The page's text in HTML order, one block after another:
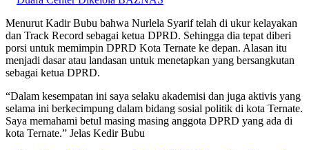
Menurut Kadir Bubu bahwa Nurlela Syarif telah di ukur kelayakan
dan Track Record sebagai ketua DPRD. Sehingga dia tepat diberi
porsi untuk memimpin DPRD Kota Ternate ke depan. Alasan itu
menjadi dasar atau landasan untuk menetapkan yang bersangkutan
sebagai ketua DPRD.
“Dalam kesempatan ini saya selaku akademisi dan juga aktivis yang
selama ini berkecimpung dalam bidang sosial politik di kota Ternate.
Saya memahami betul masing masing anggota DPRD yang ada di
kota Ternate.” Jelas Kedir Bubu